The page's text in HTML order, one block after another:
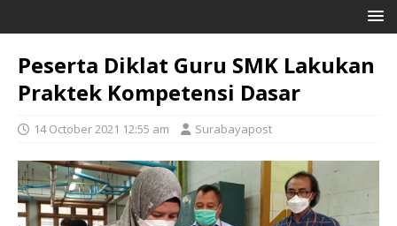
Peserta Diklat Guru SMK Lakukan
Praktek Kompetensi Dasar
14 October 2021 12:55 am Surabayapost